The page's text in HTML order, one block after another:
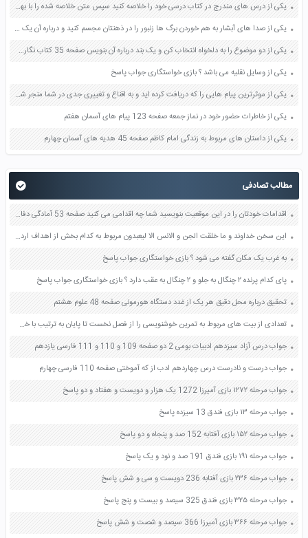
یکی از درس های مندرج در کتاب درسی خود را خلاصه کنید سپس متن خلاصه شده را با بهره گیری از روش های دسته بندی نمودار جدول نقشه مفهومی نشان دهید صفحه 118 نگارش یازدهم
یکی از صدا های آبشار به هم خوردن برگ ها زنبور را در ذهنتان مجسم کنید و درباره آن یک بند بنویسید صفحه 11 نگارش پنجم
یکی از دو موضوع را به دلخواه انتخاب کن و یک بند درباره آن بنویس صفحه 35 کتاب نگارش فارسی سوم
یکی از وسایل نقلیه می باشد ؟ بازی خواستگاری جواب پاسخ
یکی از موثرترین پیام هایی را که دریافت کرده اید و به اقناع و تغییری جدی در شما منجر شده است برسی کنید و علت این تاثیر گذاری قابل توجه را بنویسید صفحه 52 تفکر و سواد رسانه ای دهم
یکی از خاطرات حضور خود در نماز جمعه صفحه 123 پیام های آسمان هفتم
یکی از داستان های مربوط به زندگی امام کاظم صفحه 45 هدیه های آسمان چهارم
مطالب تصادفی
اقدامات خودتان را در این موقعیت بنویسید شما چه اقدامی می کنید صفحه 53 آمادگی دفاعی دهم
اﯾﻦ ﺳﺨﻦ ﺧﺪاوﻧﺪ و ﻣﺎ ﺧﻠﻘﺖ اﻟﺠﻦ و اﻻﻧﺲ اﻻ ﻟﯿﻌﺒﺪون ﻣﺮﺑﻮط ﺑﻪ ﮐﺪام ﺑﺨﺶ از اﻫﺪاف اردو ﻣﯽ ﺑﺎﺷﺪ؟
به غرب یک مکان گفته می شود ؟ بازی خواستگاری جواب پاسخ
پای کدام پرنده ۲ چنگال به جلو و ۲ چنگال به عقب دارد ؟ بازی خواستگاری جواب پاسخ
تحقیق درباره محل دقیق هر یک از غدد دستگاه هورمونی صفحه 48 علوم هشتم
تعدادی از بیت های مربوط به تمرین خوشنویسی را از فصل نخست تا پایان به ترتیب با خط خوش و زیبا بنویسید صفحه 106 نگارش ششم
جواب درس آزاد سیزدهم ادبیات بومی 2 دو صفحه 109 و 110 و 111 فارسی یازدهم
جواب درست و نادرست درس چهاردهم ادب از که آموختی صفحه 110 فارسی چهارم
جواب مرحله ۱۲۷۲ بازی آمیرزا 1272 یک هزار و دویست و هفتاد و دو پاسخ
جواب مرحله ۱۳ بازی فندق 13 سیزده پاسخ
جواب مرحله ۱۵۲ بازی آفتابه 152 صد و پنجاه و دو پاسخ
جواب مرحله ۱۹۱ بازی فندق 191 صد و نود و یک پاسخ
جواب مرحله ۲۳۶ بازی آفتابه 236 دویست و سی و شش پاسخ
جواب مرحله ۳۲۵ بازی فندق 325 سیصد و بیست و پنج پاسخ
جواب مرحله ۳۶۶ بازی آمیرزا 366 سیصد و شصت و شش پاسخ